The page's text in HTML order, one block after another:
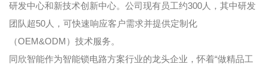
研发中心和新技术创新中心。公司现有员工约300人，其中研发
团队超50人，可快速响应客户需求并提供定制化
（OEM&ODM）技术服务。
同欣智能作为智能锁电路方案行业的龙头企业，怀着“做精品工